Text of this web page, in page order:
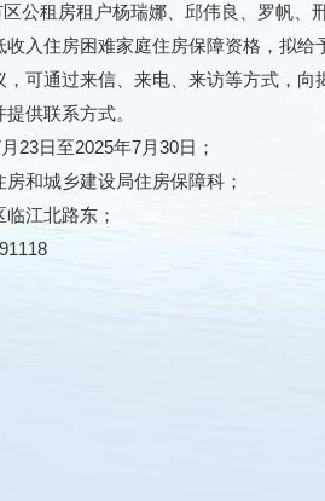
租房租户杨瑞娜、邱伟良、罗帆、
入住房困难家庭住房保障资格，拟
通过来信、来电、来访等方式，向
供联系方式。
日至2025年7月30日；
和城乡建设局住房保障科；
江北路东；